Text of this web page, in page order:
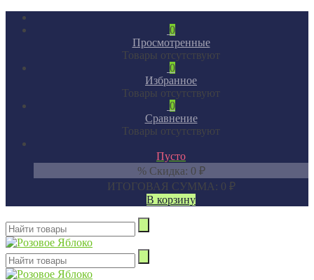
0
Просмотренные
Товары отсутствуют
0
Избранное
Товары отсутствуют
0
Сравнение
Товары отсутствуют
Пусто
% Скидка: 0 ₽
ИТОГОВАЯ СУММА: 0 ₽
В корзину